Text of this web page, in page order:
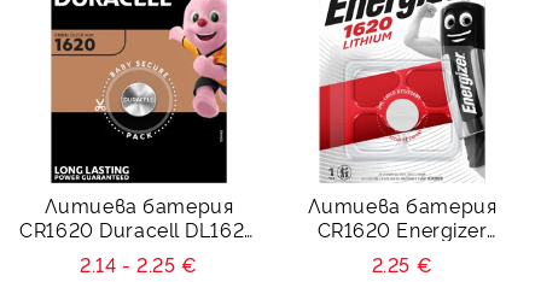
Литиева батерия
CR1620 Duracell DL1620
- 3V
2.14 - 2.25 €
Литиева батерия
CR1620 Energizer
ECR1620 - 3V
2.25 €